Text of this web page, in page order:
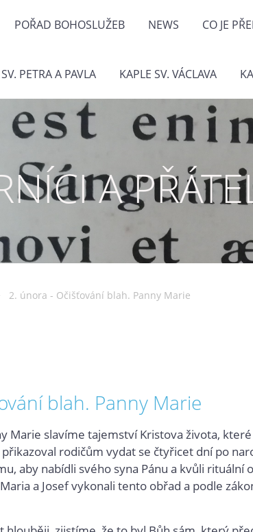
POŘAD BOHOSLUŽEB NEWS CO JE
PETRA A PAVLA KAPLE SV. VÁCLAVA
A
2. února - Očišťování blah. Panny Marie
blah. Panny Marie
Marie slavíme tajemství Kristova života,
přikazoval rodičům vydat se čtyřicet dní po
aby nabídli svého syna Pánu a kvůli rituální
a Josef vykonali tento obřad a podle